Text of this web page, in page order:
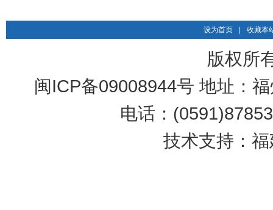
设为首页 收藏本
版权所
闽ICP备09008944号 地址：
电话：
技术支持：